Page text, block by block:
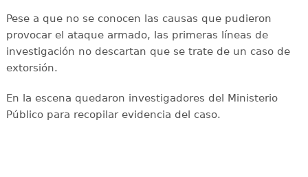
Pese a que no se conocen las causas que pudieron
provocar el ataque armado, las primeras líneas de
investigación no descartan que se trate de un caso de
extorsión.
En la escena quedaron investigadores del Ministerio
Público para recopilar evidencia del caso.